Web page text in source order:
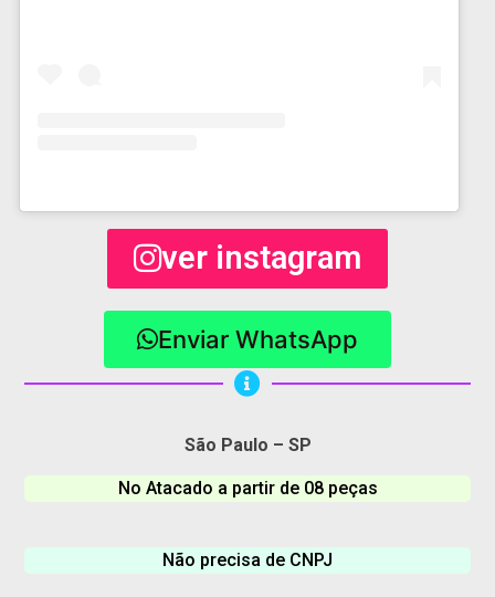
ver instagram
Enviar WhatsApp
São Paulo – SP
No Atacado a partir de 08 peças
Não precisa de CNPJ